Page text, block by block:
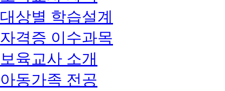
대상별 학습설계
자격증 이수과목
보육교사 소개
아동가족 전공